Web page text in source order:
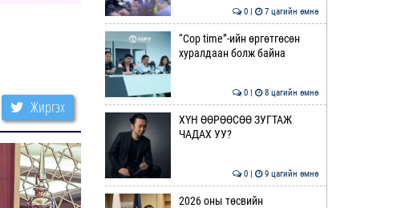
Жиргэх
0 | 7 цагийн өмнө
“Cop time”-ийн өргөтгөсөн
хуралдаан болж байна
0 | 8 цагийн өмнө
ХҮН ӨӨРӨӨСӨӨ ЗУГТАЖ
ЧАДАХ УУ?
0 | 9 цагийн өмнө
2026 оны төсвийн